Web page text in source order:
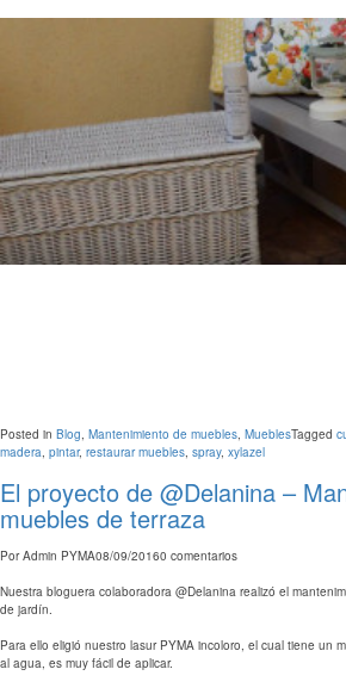
Posted in Blog Mantenimiento de muebles MueblesTagged
madera pintar, restaurar muebles spray, xylazel
El proyecto de @Delanina –
muebles de terraza
PorAdmin PYMA08/09/20160 comentarios
Nuestra bloguera colaboradora @Delanina realizó el
de jardín.
Para ello eligió nuestro lasur PYMA incoloro, el cual tiene un
al agua, es muy fácil de aplicar.